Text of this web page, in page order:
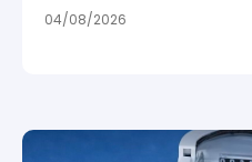
04/08/2026